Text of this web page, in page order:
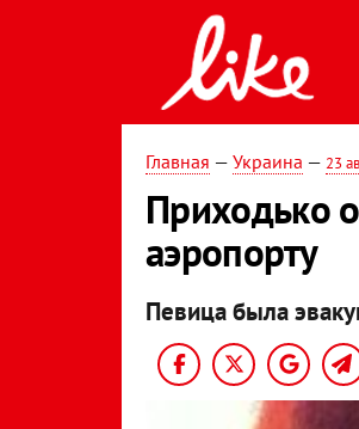
Главная — Украина — 23
Приходько
аэропорту
Певица была